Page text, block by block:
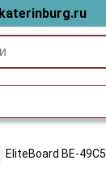
EliteBoard BE-49C5